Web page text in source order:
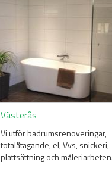
Västerås
Vi utför badrumsrenoveringar,
totalåtagande, el, Vvs, snickeri,
plattsättning och